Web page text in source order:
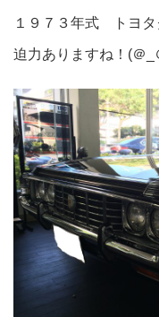
１９７３年式 トヨ
迫力ありますね！(＠_